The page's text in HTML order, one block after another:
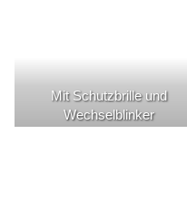
Mit Schutzbrille und
Wechselblinker